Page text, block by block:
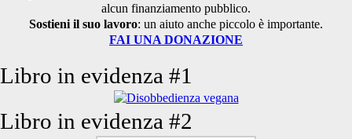
alcun finanziamento pubblico.
Sostieni il suo lavoro: un aiuto anche piccolo è importante.
FAI UNA DONAZIONE
Libro in evidenza #1
Libro in evidenza #2